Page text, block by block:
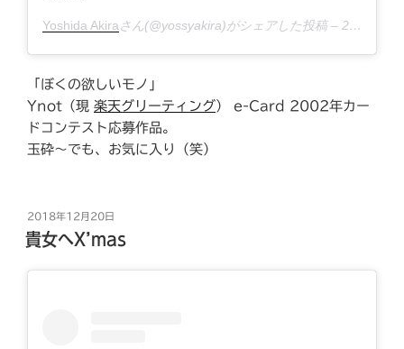
Yoshida Akiraさん(@yossyakira)がシェアした投稿 – 2018年12月月19日午後10時02分PST
「ぼくの欲しいモノ」
Ynot（現 楽天グリーティング） e-Card 2002年カー
ドコンテスト応募作品。
玉砕〜でも、お気に入り（笑）
投
稿
日:
2018年12月20日
貴女へX’mas